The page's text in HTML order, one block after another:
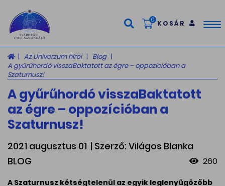
0 KOSÁR
Az Univerzum hírei
Blog
A gyűrűhordó visszaBaktatott az égre – oppozícióban a
Szaturnusz!
A gyűrűhordó visszaBaktatott
az égre – oppozícióban a
Szaturnusz!
2021 augusztus 01 | Szerző: Világos Blanka
BLOG
260
A Szaturnusz kétségtelenül az egyik leglenyűgözőbb